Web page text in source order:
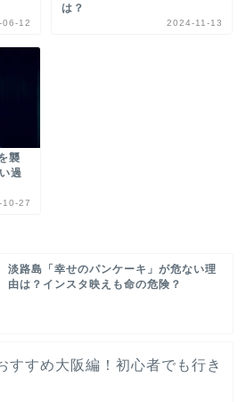
06-12
は？
2024-11-13
襲
過
10-27
淡路島「幸せのパンケーキ」が危ない理
由は？インスタ映えも命の危険？
すすめ大阪編！初心者でも行き